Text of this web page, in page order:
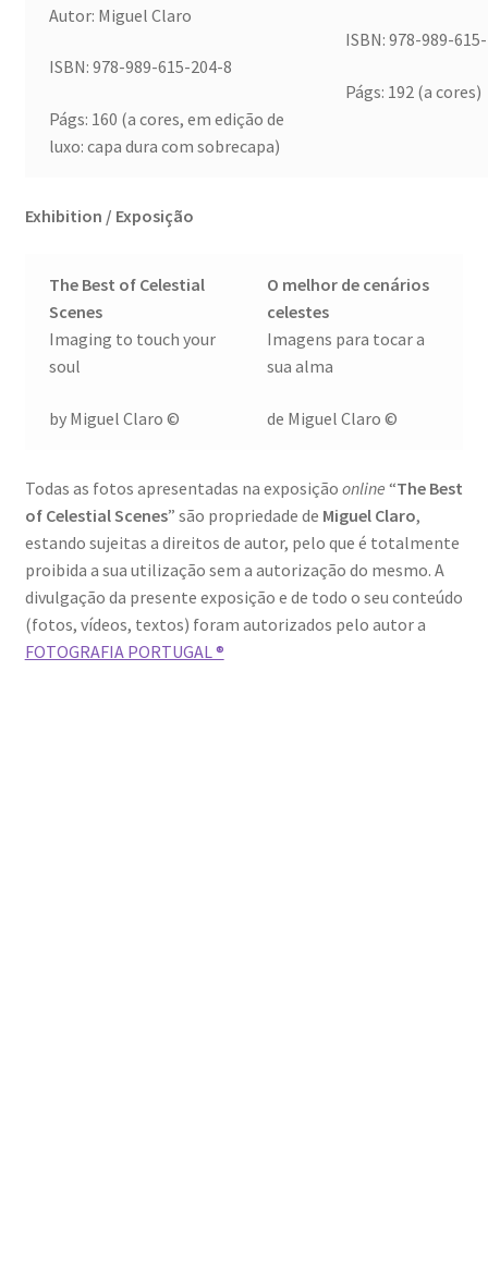
The Best of Celestial Scenes
Ver o Porto em Brasília
Visões sobre o Porto
Wide Visions
Dia Mundial do Livro e dos Direitos de Autor
Especiais Temáticos
Impressão e Criatividade
Autor: Miguel Claro
ISBN: 978-989-615-204-8
Págs: 160 (a cores, em edição de
luxo: capa dura com sobrecapa)
ISBN: 978-989-
Págs: 192 (a cores)
Exhibition / Exposição
The Best of Celestial
Scenes
Imaging to touch your
soul
by Miguel Claro ©
O melhor de cenários
celestes
Imagens para tocar a
sua alma
de Miguel Claro ©
Todas as fotos apresentadas na exposição online “The Best
of Celestial Scenes” são propriedade de Miguel Claro,
estando sujeitas a direitos de autor, pelo que é totalmente
proibida a sua utilização sem a autorização do mesmo. A
divulgação da presente exposição e de todo o seu conteúdo
(fotos, vídeos, textos) foram autorizados pelo autor a
FOTOGRAFIA PORTUGAL ®